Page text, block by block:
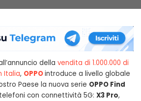
della vendita di 1.000.000 di
Italia, OPPOintroduce a livello globale
Paese la nuova serie OPPO Find
con connettività 5G: X3 Pro,